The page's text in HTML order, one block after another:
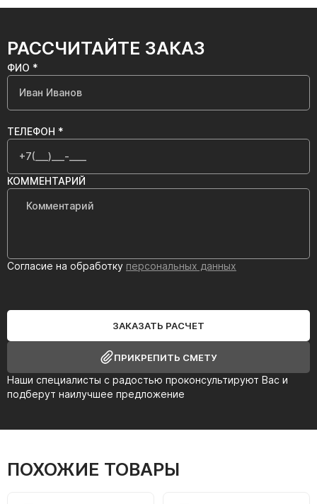
РАССЧИТАЙТЕ ЗАКАЗ
Наши специалисты с радостью проконсультируют Вас и
подберут наилучшее предложение
ФИО *
ТЕЛЕФОН *
КОММЕНТАРИЙ
Согласие на обработку персональных данных
ЗАКАЗАТЬ РАСЧЕТ
ПРИКРЕПИТЬ СМЕТУ
ПОХОЖИЕ ТОВАРЫ